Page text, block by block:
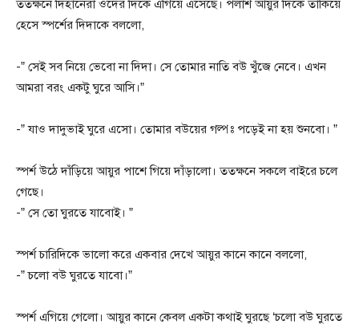
ততক্ষনে দিহানেরা ওদের দিকে এগিয়ে এসেছে। পলাশ আয়ুর দিকে তাকিয়ে
হেসে স্পর্শের দিদাকে বললো,
-” সেই সব নিয়ে ভেবো না দিদা। সে তোমার নাতি বউ খুঁজে নেবে। এখন
আমরা বরং একটু ঘুরে আসি।”
-” যাও দাদুভাই ঘুরে এসো। তোমার বউয়ের গল্পঃ পড়েই না হয় শুনবো। ”
স্পর্শ উঠে দাঁড়িয়ে আয়ুর পাশে গিয়ে দাঁড়ালো। ততক্ষনে সকলে বাইরে চলে
গেছে।
-” সে তো ঘুরতে যাবোই। ”
স্পর্শ চারিদিকে ভালো করে একবার দেখে আয়ুর কানে কানে বললো,
-” চলো বউ ঘুরতে যাবো।”
স্পর্শ এগিয়ে গেলো। আয়ুর কানে কেবল একটা কথাই ঘুরছে ‘চলো বউ ঘুরতে